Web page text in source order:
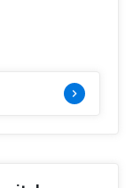
keyboard_arrow_right